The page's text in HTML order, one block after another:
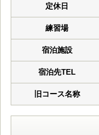
定休日
練習場
宿泊施設
宿泊先TEL
旧コース名称